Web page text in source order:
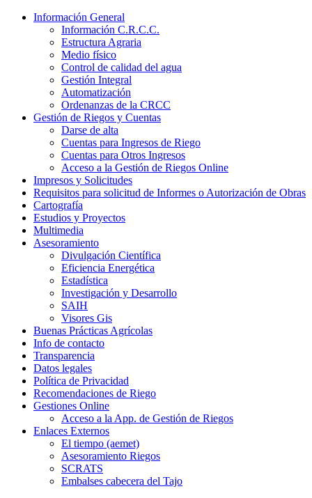
Información General
Información C.R.C.C.
Estructura Agraria
Medio físico
Control de calidad del agua
Gestión Integral
Automatización
Ordenanzas de la CRCC
Gestión de Riegos y Cuentas
Darse de alta
Cuentas para Ingresos de Riego
Cuentas para Otros Ingresos
Acceso a la Gestión de Riegos Online
Impresos y Solicitudes
Requisitos para solicitud de Informes o Autorización de Obras
Cartografía
Estudios y Proyectos
Multimedia
Asesoramiento
Divulgación Científica
Eficiencia Energética
Estadística
Investigación y Desarrollo
SAIH
Visores Gis
Buenas Prácticas Agrícolas
Info de contacto
Transparencia
Datos legales
Política de Privacidad
Recomendaciones de Riego
Gestiones Online
Acceso a la App. de Gestión de Riegos
Enlaces Externos
El tiempo (aemet)
Asesoramiento Riegos
SCRATS
Embalses cabecera del Tajo